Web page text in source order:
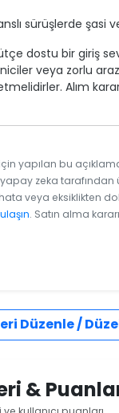
sürüşlerde şasi
dostu bir giriş
veya zorlu
Alım
için yapılan bu
zeka
veya eksiklikten
. Satın alma
Düzenle /
&